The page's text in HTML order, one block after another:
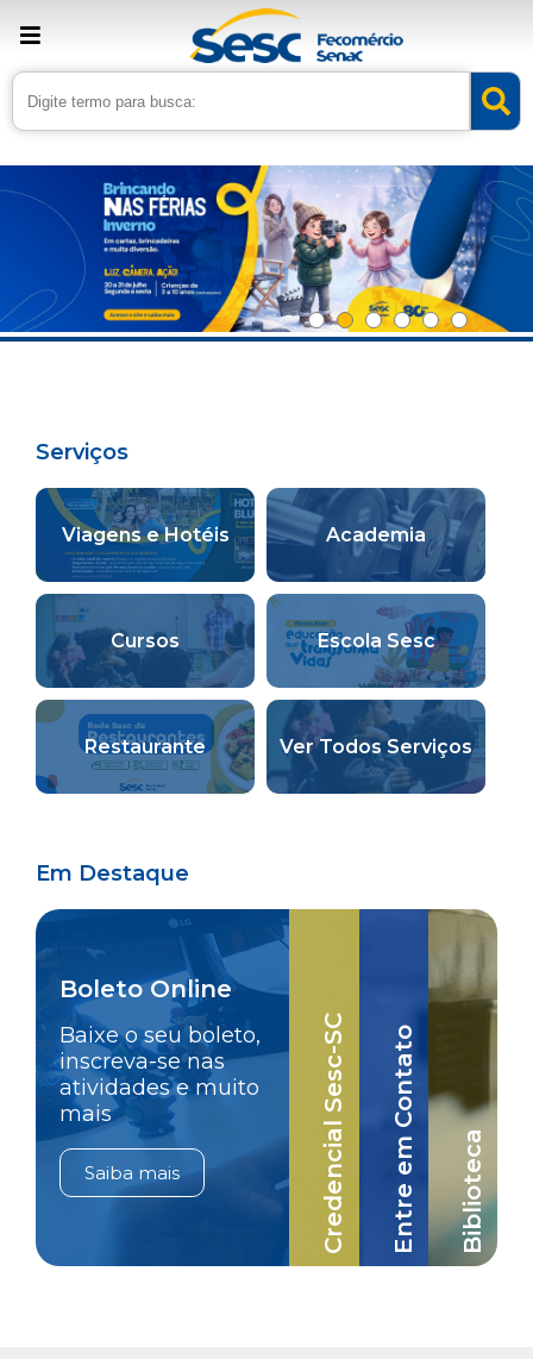
Serviços
Viagens e Hotéis Academia
Cursos Escola Sesc
Restaurante Ver Todos Serviços
Em Destaque
Boleto Online
Baixe o seu boleto,
inscreva-se nas
atividades e muito
mais
Saiba mais Credencial Sesc-SC Entre em Contato Biblioteca